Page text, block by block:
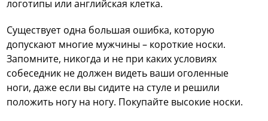
логотипы или английская клетка.
Существует одна большая ошибка, которую
допускают многие мужчины – короткие носки.
Запомните, никогда и не при каких условиях
собеседник не должен видеть ваши оголенные
ноги, даже если вы сидите на стуле и решили
положить ногу на ногу. Покупайте высокие носки.